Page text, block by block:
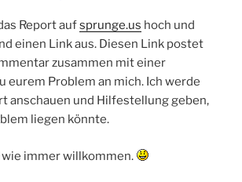
Report aufsprunge.us hoch und
einen Link aus. Diesen Link postet
zusammen mit einer
eurem Problem an mich. Ich werde
anschauen und Hilfestellung geben,
liegen könnte.
wie immer willkommen.